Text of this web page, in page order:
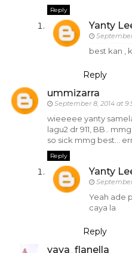
Reply
Yanty
September
best kan ,
Reply
ummizarra
September 8, 2014 at
wieeeee yanty
lagu2 dr 911, BB.. mmg
so sick mmg best...
Reply
Yanty
September
Yeah ade
caya la
Reply
yaya_flanella